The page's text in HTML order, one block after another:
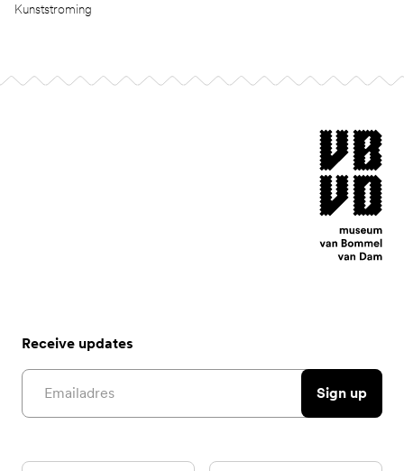
Kunststroming
museum van
Receive updates
Email address
Sign up